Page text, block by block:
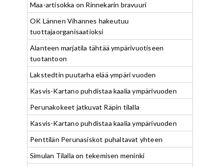
Maa-artisokka on Rinnekarin bravuuri
OK Lännen Vihannes hakeutuu
tuottajaorganisaatioksi
Alanteen marjatila tähtää ympärivuotiseen
tuotantoon
Lakstedtin puutarha elää ympäri vuoden
Kasvis-Kartano puhdistaa kaalia ympärivuoden
Perunakokeet jatkuvat Räpin tilalla
Kasvis-Kartano puhdistaa kaalia ympärivuoden
Penttilän Perunasiskot puhaltavat yhteen
Simulan Tilalla on tekemisen meninki